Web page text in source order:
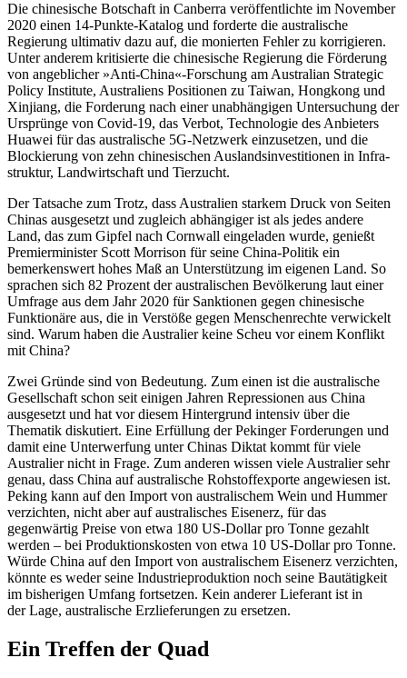
Die chinesische Botschaft in Canberra veröffentlichte im November
2020 einen 14-Punkte-Katalog und forderte die austra­lische
Regierung ultimativ dazu auf, die monierten Fehler zu korrigieren.
Unter anderem kritisierte die chinesische Regie­rung die Förderung
von angeblicher »Anti-China«-Forschung am Australian Strategic
Policy Institute, Australiens Positionen zu Taiwan, Hongkong und
Xinjiang, die For­derung nach einer unabhängigen Unter­suchung der
Ursprünge von Covid‑19, das Verbot, Technologie des Anbieters
Huawei für das australische 5G-Netzwerk einzusetzen, und die
Blockierung von zehn chine­sischen Auslandsinvestitionen in Infra­
struktur, Landwirtschaft und Tierzucht.
Der Tatsache zum Trotz, dass Australien starkem Druck von Seiten
Chinas ausgesetzt und zugleich abhängiger ist als jedes an­dere
Land, das zum Gipfel nach Cornwall eingeladen wurde, genießt
Premierminister Scott Morrison für seine China-Politik ein
bemerkenswert hohes Maß an Unterstützung im eigenen Land. So
sprachen sich 82 Prozent der australischen Bevölkerung laut einer
Umfrage aus dem Jahr 2020 für Sank­tionen gegen chinesische
Funktionäre aus, die in Verstöße gegen Menschenrechte ver­wickelt
sind. Warum haben die Australier keine Scheu vor einem Konflikt
mit China?
Zwei Gründe sind von Bedeutung. Zum einen ist die australische
Gesellschaft schon seit einigen Jahren Repressionen aus China
ausgesetzt und hat vor diesem Hintergrund intensiv über die
Thematik diskutiert. Eine Erfüllung der Pekinger Forderungen und
damit eine Unterwerfung unter Chinas Diktat kommt für viele
Australier nicht in Frage. Zum anderen wissen viele Australier sehr
genau, dass China auf australische Roh­stoffexporte angewiesen ist.
Peking kann auf den Import von australischem Wein und Hummer
verzichten, nicht aber auf australisches Eisenerz, für das
gegenwärtig Preise von etwa 180 US-Dollar pro Tonne gezahlt
werden – bei Produktionskosten von etwa 10 US-Dollar pro Tonne.
Würde China auf den Import von australi­schem Eisenerz verzichten,
könnte es weder seine Industrieproduktion noch seine Bau­tätigkeit
im bisherigen Umfang fortsetzen. Kein anderer Lieferant ist in
der Lage, australische Erzlieferungen zu ersetzen.
Ein Treffen der Quad